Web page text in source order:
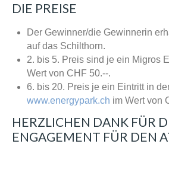
DIE PREISE
Der Gewinner/die Gewinnerin
auf das Schilthorn.
2. bis 5. Preis sind je ein Migros
Wert von CHF 50.--.
6. bis 20. Preis je ein Eintritt in
www.energypark.ch im Wert von
HERZLICHEN DANK FÜR
ENGAGEMENT FÜR DEN